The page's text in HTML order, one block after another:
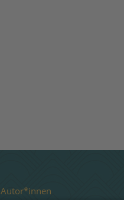
Autor*innen